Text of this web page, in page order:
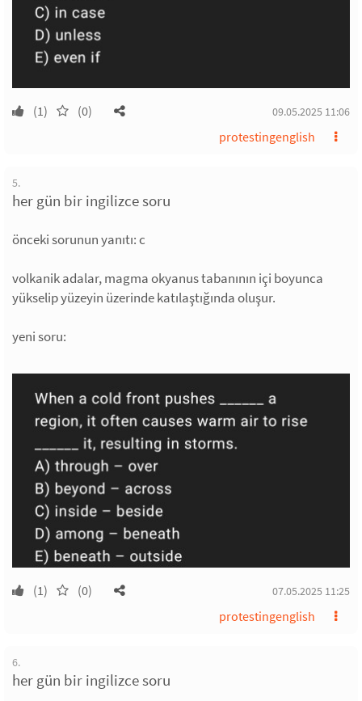
(1) (0) 09.05.2025 11:06
protestingenglish
5.
her gün bir ingilizce soru
önceki sorunun yanıtı: c
volkanik adalar, magma okyanus tabanının içi boyunca
yükselip yüzeyin üzerinde katılaştığında oluşur.
yeni soru:
(1) (0) 07.05.2025 11:25
protestingenglish
6.
her gün bir ingilizce soru